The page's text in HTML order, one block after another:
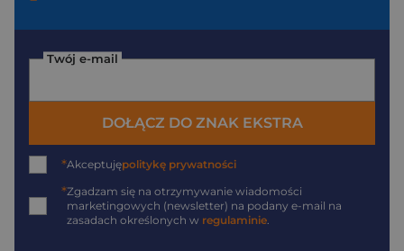
Twój e-mail
DOŁĄCZ DO ZNAK EKSTRA
*Akceptujępolitykę prywatności
*Zgadzam się na otrzymywanie wiadomości
marketingowych (newsletter) na podany e-mail na
zasadach określonych w regulaminie.